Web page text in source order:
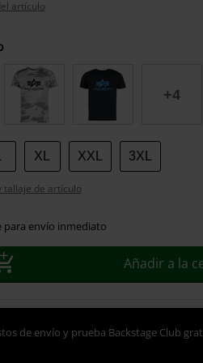
artículo
+4
XL XXL 3XL
tallaje de artículo
para envío inmediato
Añadir a la
de envío y prueba Backstage Club